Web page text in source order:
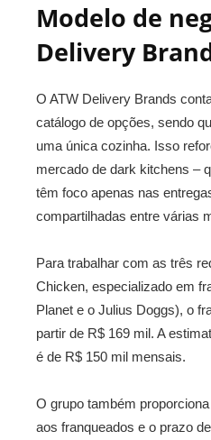
Modelo de
Delivery
O ATW Delivery Brands
catálogo de opções, sendo
uma única cozinha. Isso
mercado de dark kitchens –
têm foco apenas nas
compartilhadas entre várias
Para trabalhar com as três
Chicken, especializado em
Planet e o Julius Doggs), o
partir de R$ 169 mil. A
é de R$ 150 mil mensais.
O grupo também
aos franqueados e o prazo